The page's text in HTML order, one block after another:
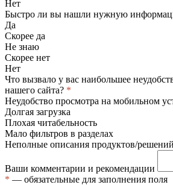
Нет
Быстро ли вы нашли нужную
Да
Скорее да
Не знаю
Скорее нет
Нет
Что вызвало у вас наибольшее
нашего сайта? *
Неудобство просмотра на мобильном
Долгая загрузка
Плохая читабельность
Мало фильтров в разделах
Неполные описания продуктов/решений
Ваши комментарии и рекомендации
* — обязательные для заполнения поля